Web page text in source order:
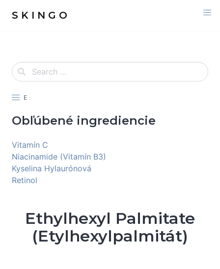
S K I N G O
E
Obľúbené ingrediencie
Vitamín C
Niacinamide (Vitamín B3)
Kyselina Hylaurónová
Retinol
Ethylhexyl Palmitate
(Etylhexylpalmitát)